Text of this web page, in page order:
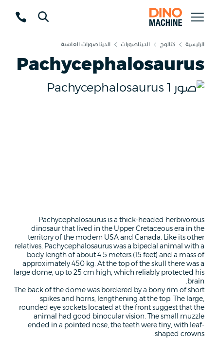
الرئيسية كتالوج الديناصورات الديناصورات العاشبة
Pachycephalosaurus
Pachycephalosaurus is a thick-headed herbivorous
dinosaur that lived in the Upper Cretaceous era in the
territory of the modern USA and Canada. Like its other
relatives, Pachycephalosaurus was a bipedal animal with a
body length of about 4.5 meters (15 feet) and a mass of
approximately 450 kg. At the top of the skull there was a
large dome, up to 25 cm high, which reliably protected his
brain.
The back of the dome was bordered by a bony rim of short
spikes and horns, lengthening at the top. The large,
rounded eye sockets located at the front suggest that the
animal had good binocular vision. The small muzzle
ended in a pointed nose, the teeth were tiny, with leaf-
shaped crowns.